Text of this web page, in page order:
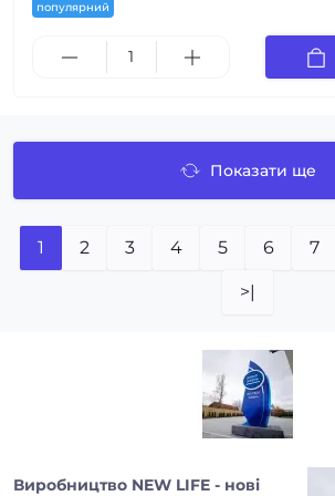
популярний
Показати ще
1 2 3 4 5 6 7
>|
Виробництво NEW LIFE - нові